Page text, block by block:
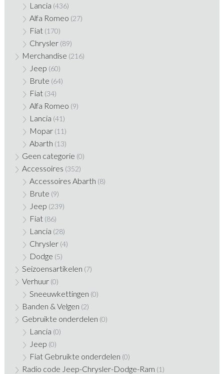
Lancia (436)
Alfa Romeo (27)
Fiat (170)
Chrysler (89)
Merchandise (216)
Jeep (60)
Brute (64)
Fiat (34)
Alfa Romeo (9)
Lancia (41)
Mopar (11)
Abarth (13)
Geen categorie (0)
Accessoires (352)
Accessoires Abarth (8)
Brute (9)
Jeep (239)
Fiat (86)
Lancia (28)
Chrysler (4)
Dodge (5)
Seizoensartikelen (7)
Verhuur (0)
Sneeuwkettingen (0)
Banden & Velgen (2)
Gebruikte onderdelen (0)
Lancia (0)
Jeep (0)
Fiat Gebruikte onderdelen (0)
Radio code Jeep-Chrysler-Dodge-Ram (1)